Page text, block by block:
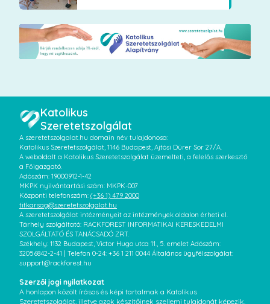
Katolikus
Szeretetszolgálat
A szeretetszolgalat.hu domain név tulajdonosa:
Katolikus Szeretetszolgálat, 1146 Budapest, Ajtósi Dürer Sor 27/A.
A weboldalt a Katolikus Szeretetszolgálat üzemelteti, a felelős szerkesztő
a Főigazgató.
Adószám: 19000912-1-42
MKPK nyilvántartási szám: MKPK-007
Központi telefonszám: (+36 1) 479 2000
titkarsag@szeretetszolgalat.hu
A szeretetszolgálat intézményeit az intézmények oldalon érheti el.
Tárhely szolgáltató: RACKFOREST INFORMATIKAI KERESKEDELMI
SZOLGÁLTATÓ ÉS TANÁCSADÓ ZRT.
Székhely: 1132 Budapest, Victor Hugo utca 11., 5. emelet Adószám:
32056842-2-41 | Telefon 0-24: +36 1 211 0044 Általános ügyfélszolgálat:
support@rackforest.hu
Szerzői jogi nyilatkozat
A honlapon közölt írásos és képi tartalmak a Katolikus
Szeretetszolgálat, illetve azok készítőinek szellemi tulajdonát képezik.